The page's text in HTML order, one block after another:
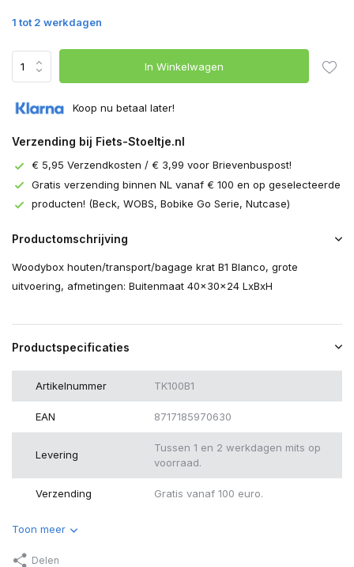
1 tot 2 werkdagen
In Winkelwagen
Koop nu betaal later!
Verzending bij Fiets-Stoeltje.nl
€ 5,95 Verzendkosten / € 3,99 voor Brievenbuspost!
Gratis verzending binnen NL vanaf € 100 en op geselecteerde
producten! (Beck, WOBS, Bobike Go Serie, Nutcase)
Productomschrijving
Woodybox houten/transport/bagage krat B1 Blanco, grote
uitvoering, afmetingen: Buitenmaat 40x30x24 LxBxH
Productspecificaties
Artikelnummer TK100B1
EAN 8717185970630
Levering
Tussen 1 en 2 werkdagen mits op
voorraad.
Verzending Gratis vanaf 100 euro.
Toon meer
Delen